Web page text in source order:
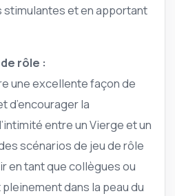
et en apportant
rôle :
une excellente façon de
d’encourager la
entre un Vierge et un
scénarios de jeu de rôle
en tant que collègues ou
dans la peau du